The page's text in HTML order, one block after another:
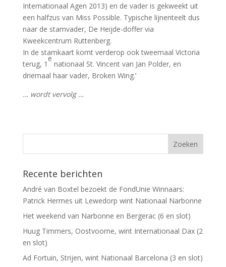
Internationaal Agen 2013) en de vader is gekweekt uit
een halfzus van Miss Possible. Typische lijnenteelt dus
naar de stamvader, De Heijde-doffer via
Kweekcentrum Ruttenberg.
In de stamkaart komt verderop ook tweemaal Victoria
terug, 1
e
nationaal St. Vincent van Jan Polder, en
driemaal haar vader, Broken Wing.’
… wordt vervolg …
Recente berichten
André van Boxtel bezoekt de FondUnie Winnaars:
Patrick Hermes uit Lewedorp wint Nationaal Narbonne
Het weekend van Narbonne en Bergerac (6 en slot)
Huug Timmers, Oostvoorne, wint Internationaal Dax (2
en slot)
Ad Fortuin, Strijen, wint Nationaal Barcelona (3 en slot)